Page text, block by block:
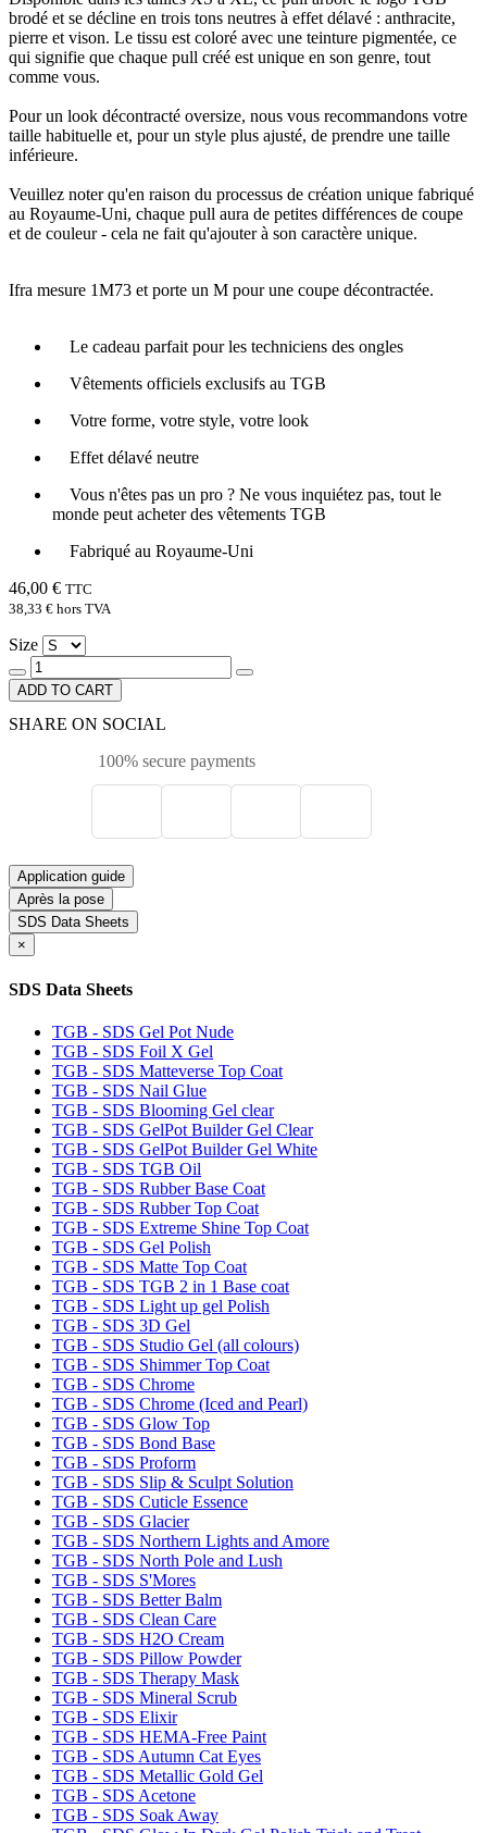
brodé et se décline en trois tons neutres à effet délavé : anthracite,
pierre et vison. Le tissu est coloré avec une teinture pigmentée, ce
qui signifie que chaque pull créé est unique en son genre, tout
comme vous.​
Pour un look décontracté oversize, nous vous recommandons votre
taille habituelle et, pour un style plus ajusté, de prendre une taille
inférieure.
Veuillez noter qu'en raison du processus de création unique fabriqué
au Royaume-Uni, chaque pull aura de petites différences de coupe
et de couleur - cela ne fait qu'ajouter à son caractère unique.
Ifra mesure 1M73 et porte un M pour une coupe décontractée.
Le cadeau parfait pour les techniciens des ongles
Vêtements officiels exclusifs au TGB
Votre forme, votre style, votre look
Effet délavé neutre
Vous n'êtes pas un pro ? Ne vous inquiétez pas, tout le
monde peut acheter des vêtements TGB
Fabriqué au Royaume-Uni
46,00 € TTC
38,33 € hors TVA
Size
ADD TO CART
SHARE ON SOCIAL
100% secure payments
Application guide
Après la pose
SDS Data Sheets
×
SDS Data Sheets
TGB - SDS Gel Pot Nude
TGB - SDS Foil X Gel
TGB - SDS Matteverse Top Coat
TGB - SDS Nail Glue
TGB - SDS Blooming Gel clear
TGB - SDS GelPot Builder Gel Clear
TGB - SDS GelPot Builder Gel White
TGB - SDS TGB Oil
TGB - SDS Rubber Base Coat
TGB - SDS Rubber Top Coat
TGB - SDS Extreme Shine Top Coat
TGB - SDS Gel Polish
TGB - SDS Matte Top Coat
TGB - SDS TGB 2 in 1 Base coat
TGB - SDS Light up gel Polish
TGB - SDS 3D Gel
TGB - SDS Studio Gel (all colours)
TGB - SDS Shimmer Top Coat
TGB - SDS Chrome
TGB - SDS Chrome (Iced and Pearl)
TGB - SDS Glow Top
TGB - SDS Bond Base
TGB - SDS Proform
TGB - SDS Slip & Sculpt Solution
TGB - SDS Cuticle Essence
TGB - SDS Glacier
TGB - SDS Northern Lights and Amore
TGB - SDS North Pole and Lush
TGB - SDS S'Mores
TGB - SDS Better Balm
TGB - SDS Clean Care
TGB - SDS H2O Cream
TGB - SDS Pillow Powder
TGB - SDS Therapy Mask
TGB - SDS Mineral Scrub
TGB - SDS Elixir
TGB - SDS HEMA-Free Paint
TGB - SDS Autumn Cat Eyes
TGB - SDS Metallic Gold Gel
TGB - SDS Acetone
TGB - SDS Soak Away